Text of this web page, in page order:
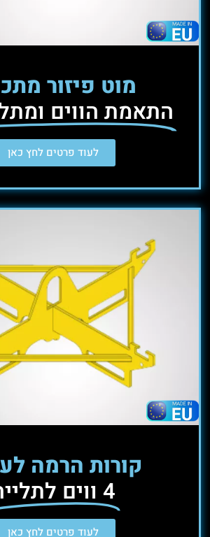
מוט פיזור
התאמת הווים
לעוד פרטים לחץ כאן
קורות הרמה
4 ווים לתלייה
לעוד פרטים לחץ כאן